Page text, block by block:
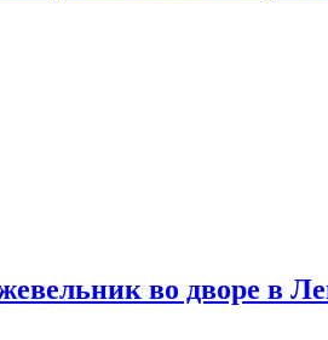
во дворе в